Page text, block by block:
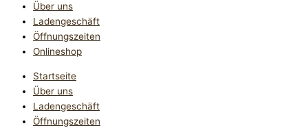
Über uns
Ladengeschäft
Öffnungszeiten
Onlineshop
Startseite
Über uns
Ladengeschäft
Öffnungszeiten